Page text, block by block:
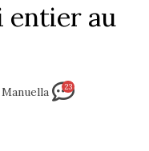
au
Manuella 23